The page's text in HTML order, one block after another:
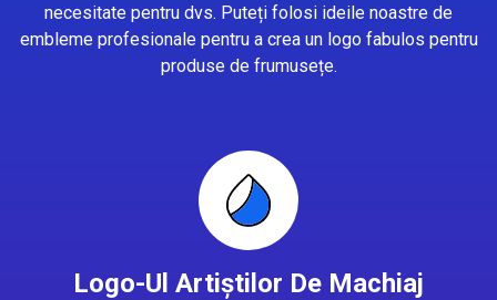
necesitate pentru dvs. Puteți folosi ideile noastre de
embleme profesionale pentru a crea un logo fabulos pentru
produse de frumusețe.
Logo-Ul Artiștilor De Machiaj